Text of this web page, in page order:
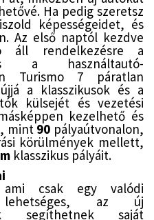
Ha pedig szeretsz
képességeidet, és
Az első naptól kezdve
áll rendelkezésre a
a használtautó-
Turismo 7 páratlan
a klasszikusok és a
külsejét és vezetési
kezelhető és
mint90 pályaútvonalon,
körülmények mellett,
klasszikus pályáit.
csak egy valódi
lehetséges, az új
segíthetnek saját